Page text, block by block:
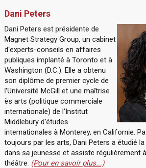
Dani Peters
Dani Peters est présidente de
Magnet Strategy Group, un cabinet
d'experts-conseils en affaires
publiques implanté à Toronto et à
Washington (D.C.). Elle a obtenu
son diplôme de premier cycle de
l'Université McGill et une maîtrise
ès arts (politique commerciale
internationale) de l'Institut
Middlebury d'études
internationales à Monterey, en Californie.
toujours par les arts, Dani Peters a étudié
dans sa jeunesse et assiste régulièrement
théâtre. (Pour en savoir plus...)